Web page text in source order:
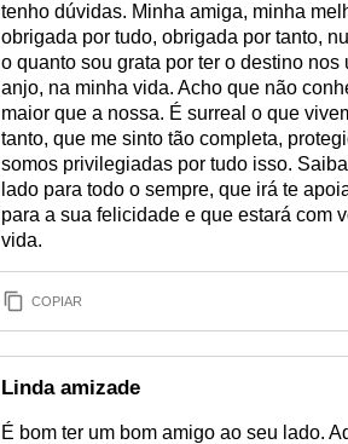
tenho dúvidas. Minha amiga, minha
obrigada por tudo, obrigada por tanto,
o quanto sou grata por ter o destino
anjo, na minha vida. Acho que não
maior que a nossa. É surreal o que
tanto, que me sinto tão completa,
somos privilegiadas por tudo isso.
lado para todo o sempre, que irá te
para a sua felicidade e que estará com
vida.
COPIAR
Linda amizade
É bom ter um bom amigo ao seu lado.